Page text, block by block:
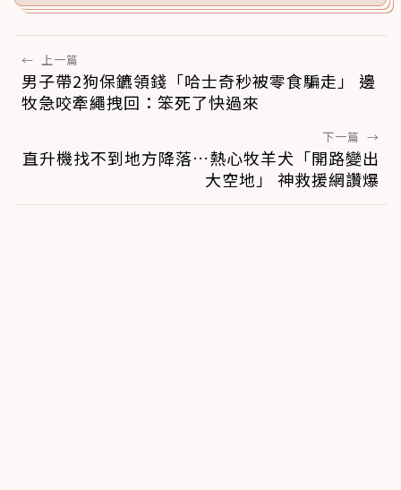
← 上一篇
男子帶2狗保鑣領錢「哈士奇秒被零食騙走」 邊
牧急咬牽繩拽回：笨死了快過來
下一篇 →
直升機找不到地方降落…熱心牧羊犬「開路變出
大空地」 神救援網讚爆